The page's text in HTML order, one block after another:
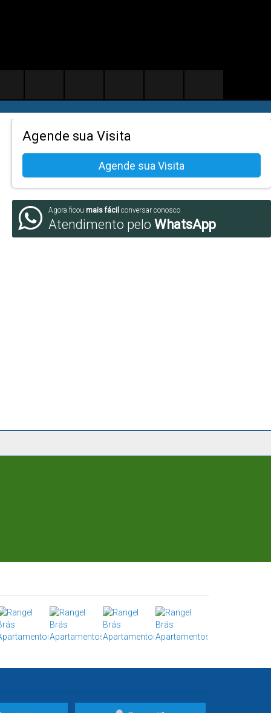
Agende sua Visita
Agora ficou mais fácil conversar conosco
Atendimento pelo WhatsApp